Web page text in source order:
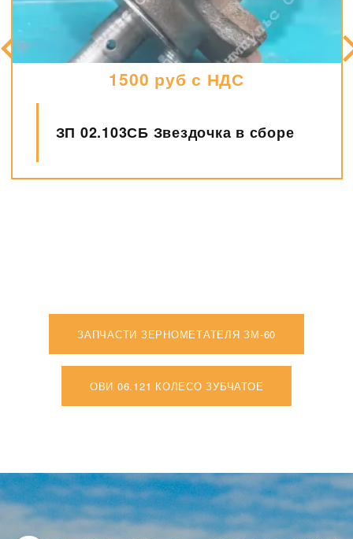
1500 руб с НДС
ЗП 02.103СБ Звездочка в сборе
ЗАПЧАСТИ ЗЕРНОМЕТАТЕЛЯ ЗМ-60
ОВИ 06.121 КОЛЕСО ЗУБЧАТОЕ